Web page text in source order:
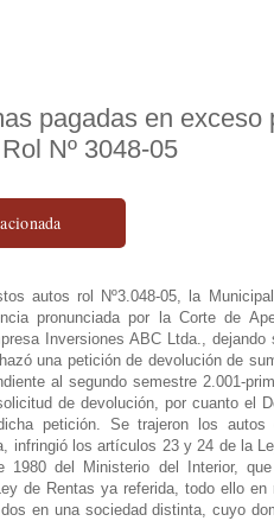
pagadas en exceso
Nº 3048-05
ley; 8º) Que también es pertinente destacar que conforme al artículo 29 del mismo texto legal El valor fijado conforme al artículo 24 corresponde a la patente de doce meses, comprendidos entre el 1º de julio del año de la declaración y el 30 de junio del año siguiente. De aquí, entonces, la importancia de establecer si la reclamante comenzó sus actividades, en forma efectiva, en la comuna de Las Condes en el mes de abril del año dos mil uno o en el mes de diciembre del año dos mil, pues ello determina si se ha producido un integro mayor a lo debido, y si procede o no su devolución; 9º) Que el artículo 24 de la Ley de Rentas Municipales contempla el mecanismo de cálculo y la base imponible sobre la cual se aplica el impuesto de patente municipal. La determinación de la base se construye de la siguiente forma: En el inciso primero se define que el valor de doce meses de la patente equivale a un porcentaje del capital propio de cada contribuyente. A continuación en el inciso segundo se señala que para efectos de este artículo se entiende por capital propio el que se determina de acuerdo a las normas del artículo 41 de la Ley sobre Impuesto a la Renta. El inciso tercero a su vez dispone que los contribuyentes para estos efectos deben entregar en la municipalidad respectiva una declaración del capital propio, con copia del balance del año anterior, presentado al Servicio de Impuestos Internos y en las fechas que como plazo fije dicho organismo para el cumplimiento de estas obligaciones. Los balances y el capital propio de los contribuyentes se determinan al 31 de diciembre de cada año. Luego, la información al 30 de abril de del año 2.001 para efectos del impuesto a la renta debía incluir el capital propio al 31 de diciembre del 2.000. A su vez, el artículo 29 de la ley en comento, dispone que el valor fijado conforme al artículo 24, corresponde a la patente de doce meses, comprendidos entre el 1º de julio del año de la declaración y el 30 de junio del año siguiente. Conforme a lo señalado, debe concluirse que la patente municipal se determina por el período de un año, luego de la recepción de la decla ración de capital propio, esto es, con posterioridad al 30 de abril de cada año, pero considerando para estos efectos la información del contribuyente al 31 de diciembre del año anterior. Una vez determinado el monto a pagar, según la tasa respectiva, el contribuyente tiene la opción de pagar al contado en una sola cuota el valor anual, o bien enterarla en dos cuotas, la primera con vencimiento al 31 de julio y la segunda al 31 de enero del año siguiente; 10º) Que las normas tributarias son de derecho estricto y particularmente en lo que se refiere a la doble tributación, debe decirse que tradicionalmente esta ha sido la regla general y que en las leyes tributarias progresivamente han ido introduciéndose modificaciones que la eliminan o al menos la reducen. Por su parte, la Ley de Rentas Municipales contiene varias disposiciones para evitar la doble tributación, que sólo son aplicables en su exclusivo ámbito, entre